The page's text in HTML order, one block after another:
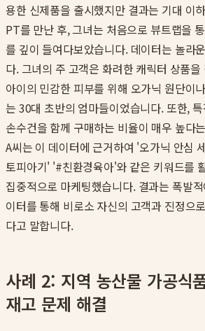
용한 신제품을 출시했지만 결과는 기대 이
PT를 만난 후, 그녀는 처음으로 뷰트랩을
를 깊이 들여다보았습니다. 데이터는 놀라
다. 그녀의 주 고객은 화려한 캐릭터 상품
아이의 민감한 피부를 위해 오가닉 원단이
는 30대 초반의 엄마들이었습니다. 또한,
손수건을 함께 구매하는 비율이 매우 높다
A씨는 이 데이터에 근거하여 '오가닉 안심
토피아기' '#친환경육아'와 같은 키워드를
집중적으로 마케팅했습니다. 결과는 폭발
이터를 통해 비로소 자신의 고객과 진정으
다고 말합니다.
사례 2: 지역 농산물 가공식
재고 문제 해결